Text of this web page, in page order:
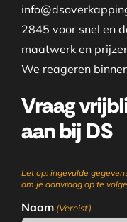
2845 voor snel en
maatwerk en
We reageren
Vraag
aan bij DS
Let op: ingevulde
om je aanvraag op te
Naam (Vereist)